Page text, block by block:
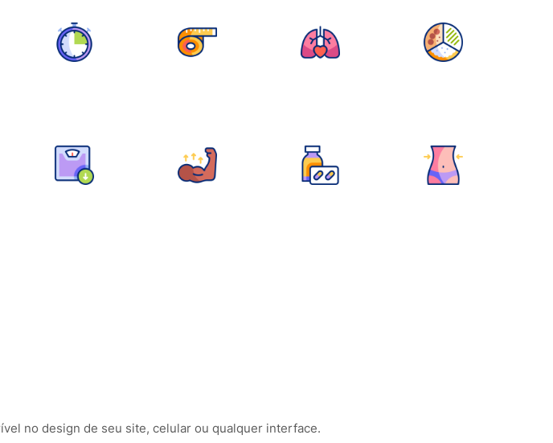
no design de seu site, celular ou qualquer interface.